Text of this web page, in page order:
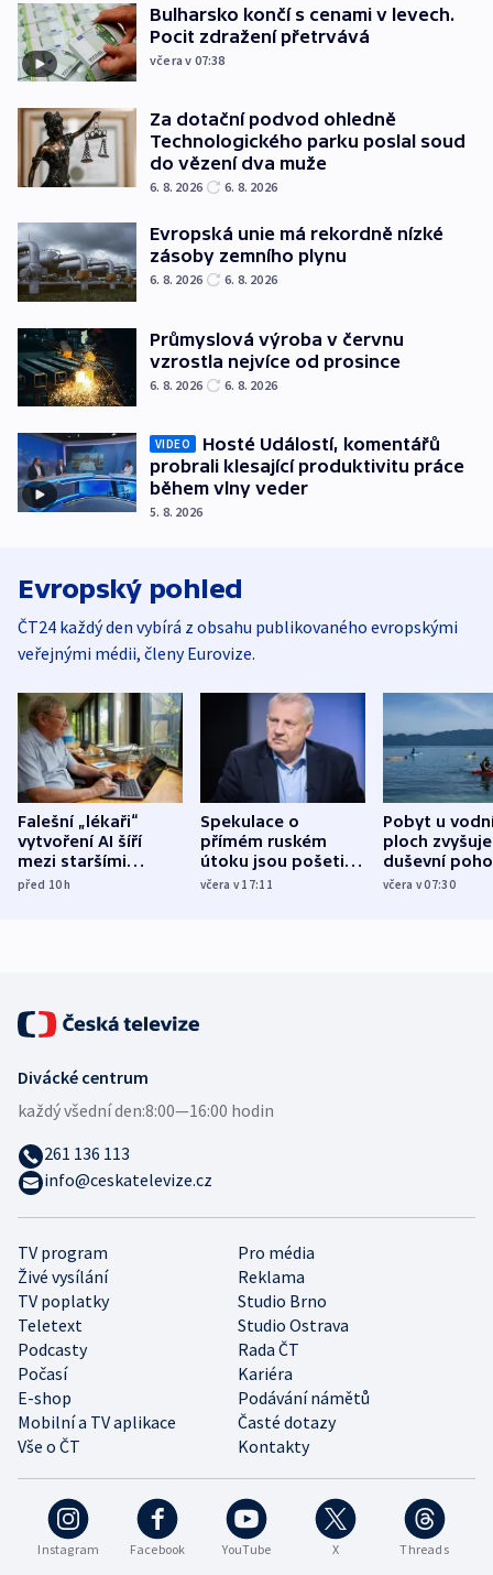
Bulharsko končí s cenami v levech.
Pocit zdražení přetrvává
včera v 07:38
Za dotační podvod ohledně
Technologického parku poslal soud
do vězení dva muže
6. 8. 2026 6. 8. 2026
Evropská unie má rekordně nízké
zásoby zemního plynu
6. 8. 2026 6. 8. 2026
Průmyslová výroba v červnu
vzrostla nejvíce od prosince
6. 8. 2026 6. 8. 2026
VIDEO
Hosté Událostí, komentářů
probrali klesající produktivitu práce
během vlny veder
5. 8. 2026
Evropský pohled
ČT24 každý den vybírá z obsahu publikovaného evropskými
veřejnými médii, členy Eurovize.
Falešní „lékaři“
vytvoření AI šíří
mezi staršími
Poláky nebezpečné
před 10h
Spekulace o
přímém ruském
útoku jsou pošetilé,
míní estonský
včera v 17:11
Pobyt u
ploch zvyšuje
duševní
ukázala
včera v 07:30
Instagram Facebook YouTube X Threads
TV program
Pro média
Živé vysílání
Reklama
TV poplatky
Studio Brno
Teletext
Studio Ostrava
Podcasty
Rada ČT
Počasí
Kariéra
E-shop
Podávání námětů
Mobilní a TV aplikace
Časté dotazy
Vše o ČT
Kontakty
Divácké centrum
každý všední den:8:00—16:00 hodin
261 136 113
info@ceskatelevize.cz